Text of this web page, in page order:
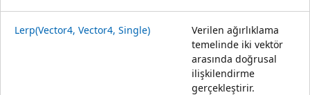
Lerp(Vector4, Vector4, Single)
Verilen ağırlıklama
temelinde iki vektör
arasında doğrusal
ilişkilendirme
gerçekleştirir.